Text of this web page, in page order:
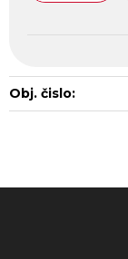
Obj. čislo: